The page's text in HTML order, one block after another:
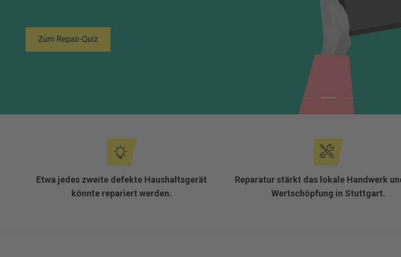
Etwa jedes zweite defekte Haushaltsgerät
könnte repariert werden.
Reparatur stärkt das lokale Handwerk
Wertschöpfung in Stuttgart.